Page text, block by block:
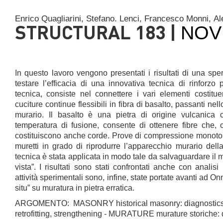
Enrico Quagliarini, Stefano. Lenci, Francesco Monni,
STRUCTURAL 183 |
In questo lavoro vengono presentati i risultati di una
testare l’efficacia di una innovativa tecnica di rinforzo
tecnica, consiste nel connettere i vari elementi
cuciture continue flessibili in fibra di basalto, passanti
murario. Il basalto è una pietra di origine vulcanica
temperatura di fusione, consente di ottenere fibre che,
costituiscono anche corde. Prove di compressione
muretti in grado di riprodurre l’apparecchio murario
tecnica è stata applicata in modo tale da salvaguardare il
vista”. I risultati sono stati confrontati anche con analisi
attività sperimentali sono, infine, state portate avanti ad
situ” su muratura in pietra erratica.
ARGOMENTO: MASONRY historical masonry:
retrofitting, strengthening - MURATURE murature storiche: